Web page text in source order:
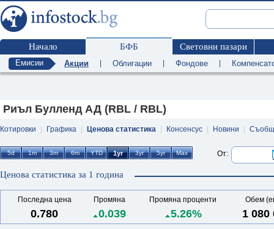
Начало БФБ Световни пазари
Емисии Акции Облигации Фондове
Риъл Булленд АД (RBL / RBL)
Котировки Графика Ценова статистика Консенсус Новини
От:
Ценова статистика за 1 година
Последна цена Промяна Промяна проценти Обем
0.780 0.039 5.26% 1 080